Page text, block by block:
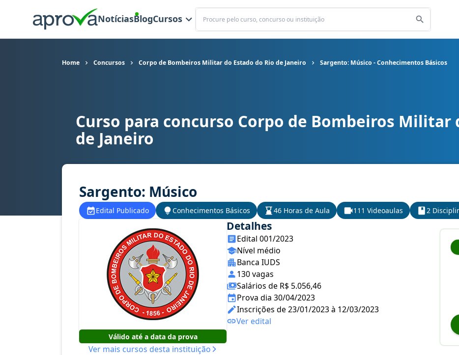
NotíciasBlogCursos
Buscar
Home Concursos Corpo de Bombeiros Militar do Estado do Rio de Janeiro Sargento: Músico - Conhecimentos Básicos
Curso para concurso CBM RJ, CBMERJ - Corpo de Bombeiros Militar do Estado do Rio de Janeiro cargo Sargento:
Curso para concurso Corpo de Bombeiros Militar
de Janeiro
Sargento: Músico
Edital Publicado Conhecimentos Básicos 46 Horas de Aula 111 Videoaulas 2
Válido até a data da prova
Ver mais cursos desta instituição
Detalhes
Edital 001/2023
Nível médio
Banca IUDS
130 vagas
Salários de R$ 5.056,46
Prova dia 30/04/2023
Inscrições de 23/01/2023 à 12/03/2023
Ver edital